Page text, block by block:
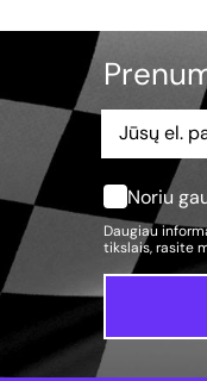
Noriu
Daugiau
tikslais, rasite